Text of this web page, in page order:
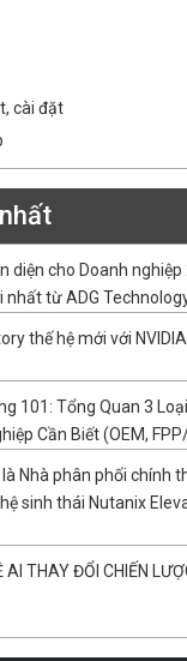
cài đặt
diện cho Doanh
nhất từ ADG
thế hệ mới với
101: Tổng Quan 3
Cần Biết (OEM,
Nhà phân phối chính
sinh thái Nutanix
AI THAY ĐỔI CHIẾN